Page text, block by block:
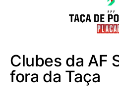
Clubes da AF
fora da Taça